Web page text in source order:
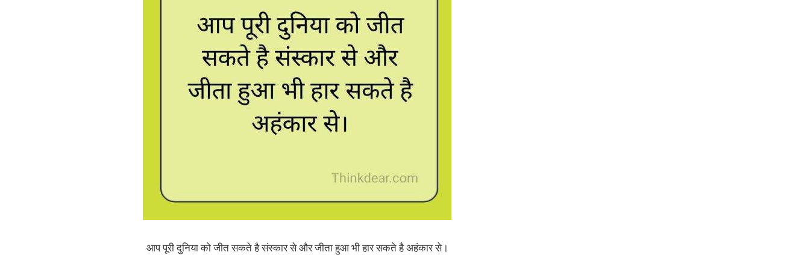
आप पूरी दुनिया को जीत सकते है संस्कार से और जीता हुआ भी हार सकते है अहंकार से।